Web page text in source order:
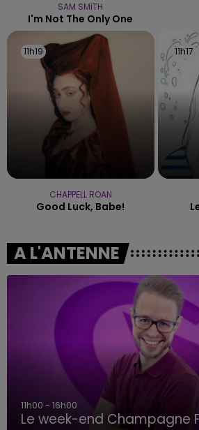
SAM SMITH
I'm Not The Only One
11h19
11h19
CHAPPELL ROAN
Good Luck, Babe!
11h17
11h17
A L'ANTENNE
16h00 - 20h00
Le Week-end Champagne